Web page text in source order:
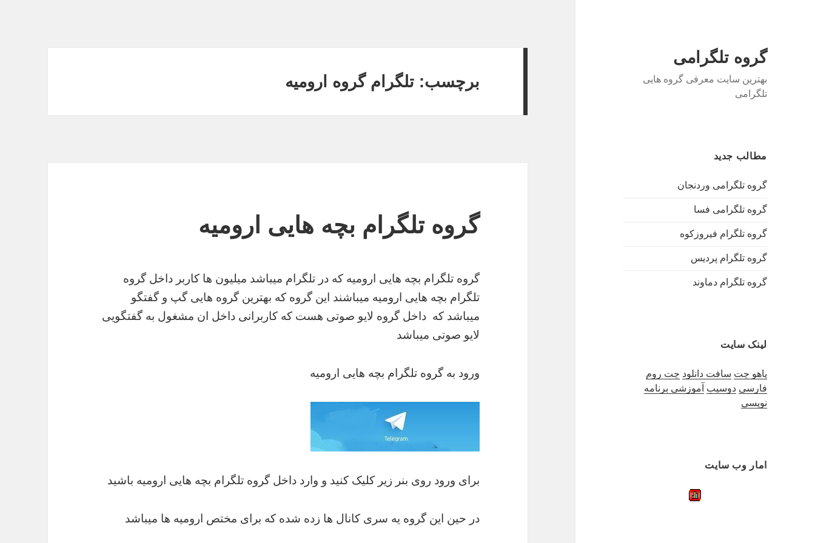
گروه تلگرامی
بهترین سایت معرفی گروه هایی
تلگرامی
مطالب جدید
گروه تلگرامی وردنجان
گروه تلگرامی فسا
گروه تلگرام فیروزکوه
گروه تلگرام پردیس
گروه تلگرام دماوند
لینک سایت
یاهو چت سافت دانلود چت روم
فارسی دوسیب آموزشی برنامه
نویسی
امار وب سایت
برچسب: تلگرام گروه ارومیه
گروه تلگرام بچه هایی ارومیه
گروه تلگرام بچه هایی ارومیه که در تلگرام میباشد میلیون ها کاربر داخل گروه
تلگرام بچه هایی ارومیه میباشند این گروه که بهترین گروه هایی گپ و گفتگو
میباشد که داخل گروه لایو صوتی هست که کاربرانی داخل ان مشغول به گفتگویی
لایو صوتی میباشد
ورود به گروه تلگرام بچه هایی ارومیه
برای ورود روی بنر زیر کلیک کنید و وارد داخل گروه تلگرام بچه هایی ارومیه باشید
در حین این گروه یه سری کانال ها زده شده که برای مختص ارومیه ها میباشد